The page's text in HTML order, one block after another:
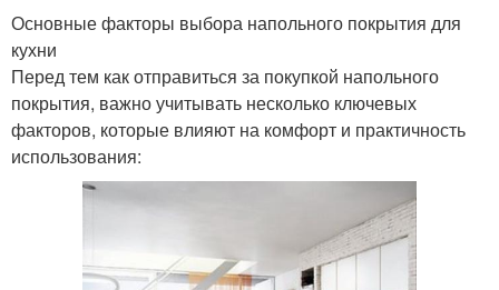
Основные факторы выбора напольного покрытия для
кухни
Перед тем как отправиться за покупкой напольного
покрытия, важно учитывать несколько ключевых
факторов, которые влияют на комфорт и практичность
использования: